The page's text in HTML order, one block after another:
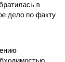
в
дело по факту